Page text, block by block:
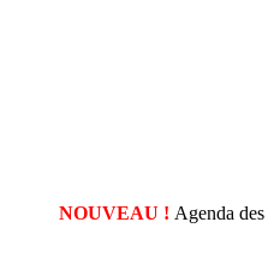
NOUVEAU ! Agenda des